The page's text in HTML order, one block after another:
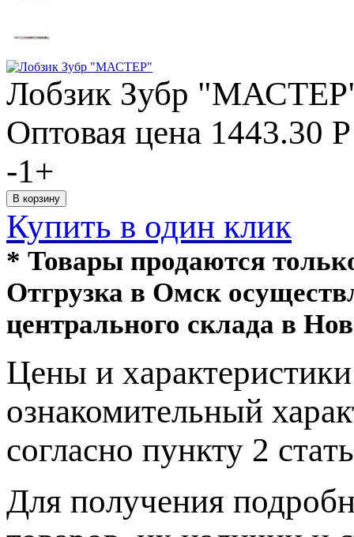
Лобзик Зубр
Оптовая цена 1443.30 Р
-1+
Купить в один клик
* Товары продаются
Отгрузка в Омск
центрального склада в
Цeны и
ознакомительный
согласно пункту 2
Для пoлучения